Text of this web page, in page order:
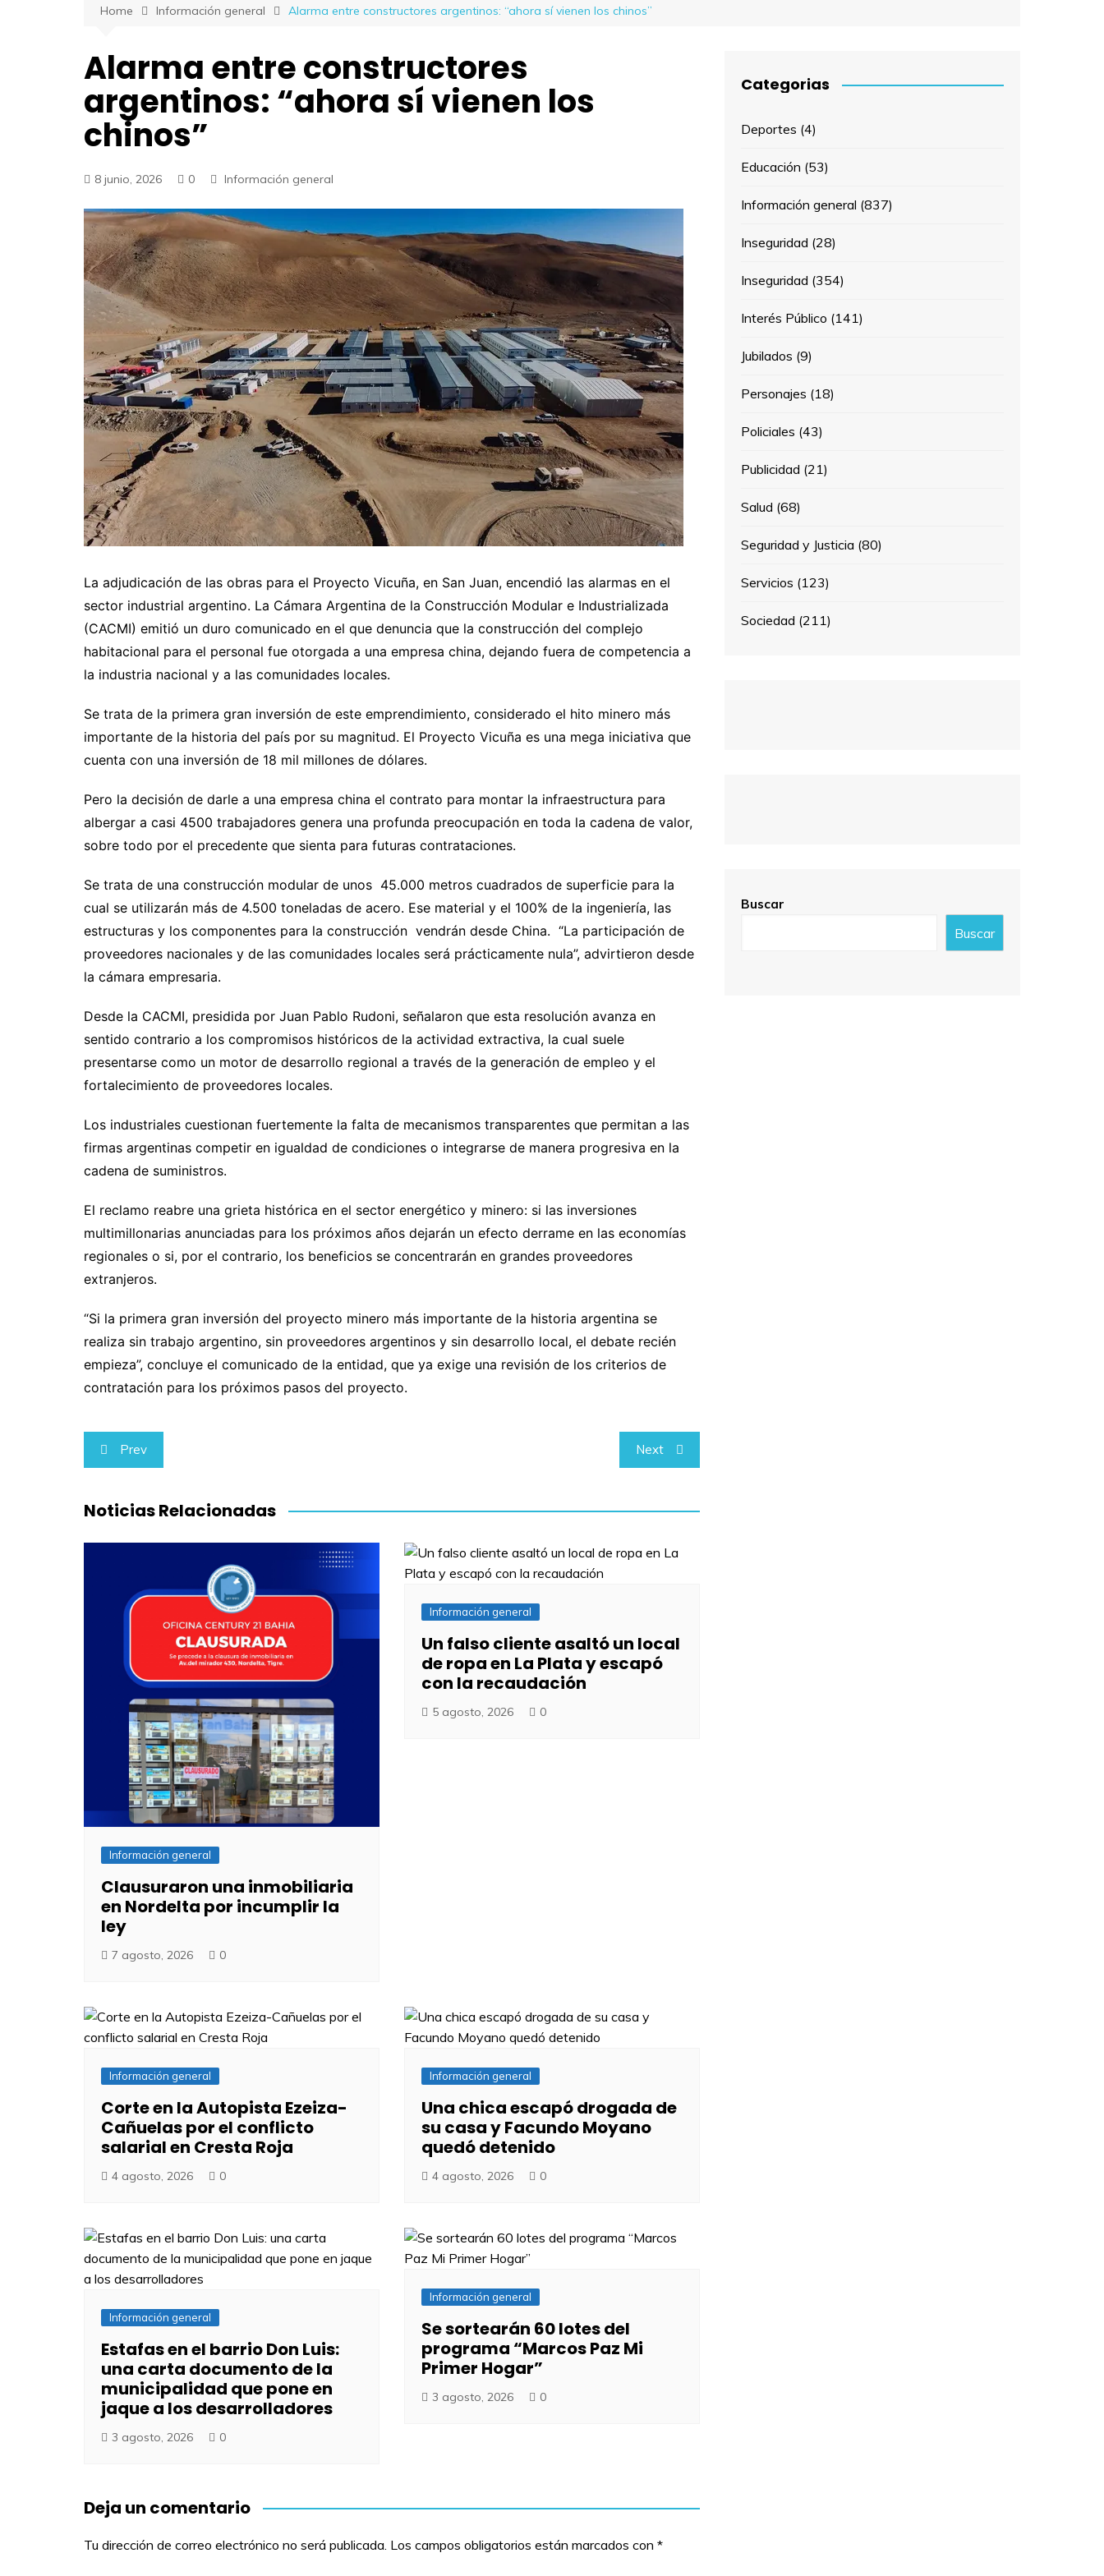
Home Información general Alarma entre constructores argentinos: “ahora sí vienen los chinos”
Alarma entre constructores
argentinos: “ahora sí vienen los
chinos”
8 junio, 2026 0 Información general
La adjudicación de las obras para el Proyecto Vicuña, en San Juan, encendió las alarmas en el
sector industrial argentino. La Cámara Argentina de la Construcción Modular e Industrializada
(CACMI) emitió un duro comunicado en el que denuncia que la construcción del complejo
habitacional para el personal fue otorgada a una empresa china, dejando fuera de competencia a
la industria nacional y a las comunidades locales.
Se trata de la primera gran inversión de este emprendimiento, considerado el hito minero más
importante de la historia del país por su magnitud. El Proyecto Vicuña es una mega iniciativa que
cuenta con una inversión de 18 mil millones de dólares.
Pero la decisión de darle a una empresa china el contrato para montar la infraestructura para
albergar a casi 4500 trabajadores genera una profunda preocupación en toda la cadena de valor,
sobre todo por el precedente que sienta para futuras contrataciones.
Se trata de una construcción modular de unos 45.000 metros cuadrados de superficie para la
cual se utilizarán más de 4.500 toneladas de acero. Ese material y el 100% de la ingeniería, las
estructuras y los componentes para la construcción vendrán desde China. “La participación de
proveedores nacionales y de las comunidades locales será prácticamente nula”, advirtieron desde
la cámara empresaria.
Desde la CACMI, presidida por Juan Pablo Rudoni, señalaron que esta resolución avanza en
sentido contrario a los compromisos históricos de la actividad extractiva, la cual suele
presentarse como un motor de desarrollo regional a través de la generación de empleo y el
fortalecimiento de proveedores locales.
Los industriales cuestionan fuertemente la falta de mecanismos transparentes que permitan a las
firmas argentinas competir en igualdad de condiciones o integrarse de manera progresiva en la
cadena de suministros.
El reclamo reabre una grieta histórica en el sector energético y minero: si las inversiones
multimillonarias anunciadas para los próximos años dejarán un efecto derrame en las economías
regionales o si, por el contrario, los beneficios se concentrarán en grandes proveedores
extranjeros.
“Si la primera gran inversión del proyecto minero más importante de la historia argentina se
realiza sin trabajo argentino, sin proveedores argentinos y sin desarrollo local, el debate recién
empieza”, concluye el comunicado de la entidad, que ya exige una revisión de los criterios de
contratación para los próximos pasos del proyecto.
Navegación
de
entradas
Prev Next
Noticias Relacionadas
Información general
Clausuraron una inmobiliaria
en Nordelta por incumplir la
ley
7 agosto, 2026 0
Información general
Un falso cliente asaltó un local
de ropa en La Plata y escapó
con la recaudación
5 agosto, 2026 0
Información general
Corte en la Autopista Ezeiza-
Cañuelas por el conflicto
salarial en Cresta Roja
4 agosto, 2026 0
Información general
Una chica escapó drogada de
su casa y Facundo Moyano
quedó detenido
4 agosto, 2026 0
Información general
Estafas en el barrio Don Luis:
una carta documento de la
municipalidad que pone en
jaque a los desarrolladores
3 agosto, 2026 0
Información general
Se sortearán 60 lotes del
programa “Marcos Paz Mi
Primer Hogar”
3 agosto, 2026 0
Deja un comentario
Tu dirección de correo electrónico no será publicada. Los campos obligatorios están marcados con *
Categorias
Deportes (4)
Educación (53)
Información general (837)
Inseguridad (28)
Inseguridad (354)
Interés Público (141)
Jubilados (9)
Personajes (18)
Policiales (43)
Publicidad (21)
Salud (68)
Seguridad y Justicia (80)
Servicios (123)
Sociedad (211)
Buscar
Buscar